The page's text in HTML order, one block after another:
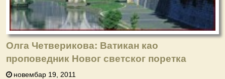
Олга Четверикова: Ватикан као
проповедник Новог светског поретка
новембар 19, 2011